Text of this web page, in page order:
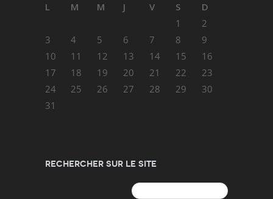
L
M M J V S
D
1
2
3
4 5 6 7 8
9
10
11 12 13 14 15
16
17
18 19 20 21 22
23
24
25 26 27 28 29
30
31
Rechercher sur le site